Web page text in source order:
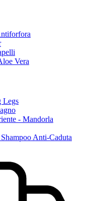
Vera
Legs
- Mandorla
Anti-Caduta